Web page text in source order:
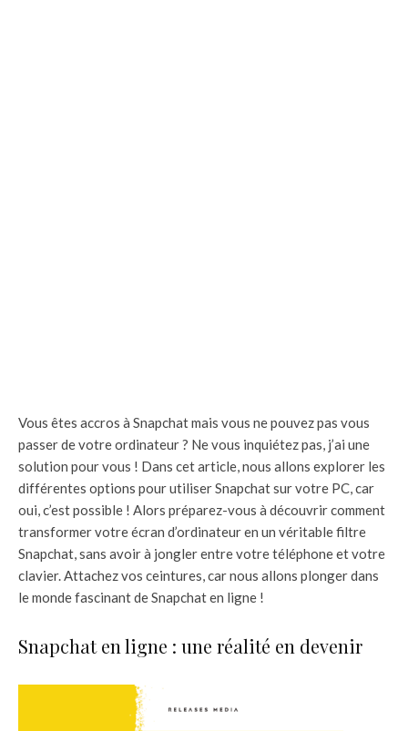
Vous êtes accros à Snapchat mais vous ne pouvez pas vous
passer de votre ordinateur ? Ne vous inquiétez pas, j’ai une
solution pour vous ! Dans cet article, nous allons explorer les
différentes options pour utiliser Snapchat sur votre PC, car
oui, c’est possible ! Alors préparez-vous à découvrir comment
transformer votre écran d’ordinateur en un véritable filtre
Snapchat, sans avoir à jongler entre votre téléphone et votre
clavier. Attachez vos ceintures, car nous allons plonger dans
le monde fascinant de Snapchat en ligne !
Snapchat en ligne : une réalité en devenir